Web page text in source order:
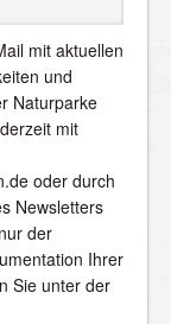
mit aktuellen
und
Naturparke
mit
oder durch
Newsletters
der
Ihrer
Sie unter der